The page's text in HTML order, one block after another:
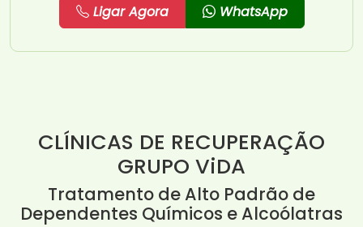
Ligar Agora WhatsApp
CLÍNICAS DE RECUPERAÇÃO
GRUPO ViDA
Tratamento de Alto Padrão de
Dependentes Químicos e Alcoólatras